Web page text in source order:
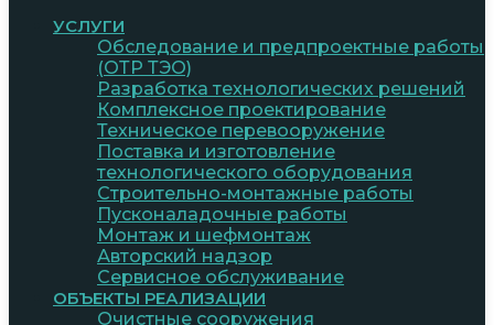
УСЛУГИ
Обследование и предпроектные работы
(ОТР ТЭО)
Разработка технологических решений
Комплексное проектирование
Техническое перевооружение
Поставка и изготовление
технологического оборудования
Строительно-монтажные работы
Пусконаладочные работы
Монтаж и шефмонтаж
Авторский надзор
Сервисное обслуживание
ОБЪЕКТЫ РЕАЛИЗАЦИИ
Очистные сооружения